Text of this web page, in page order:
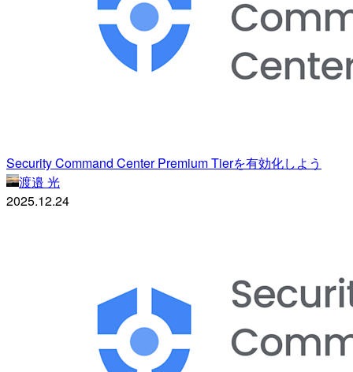
Security Command Center Premium Tierを有効化しよう
渡邉 光
2025.12.24